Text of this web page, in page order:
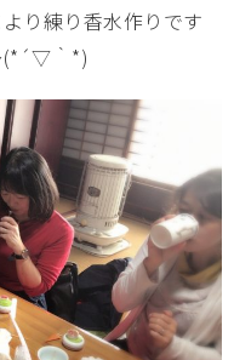
り練り香水作りです
(*´▽｀*)